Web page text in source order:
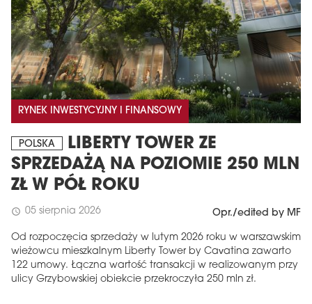
RYNEK INWESTYCYJNY I FINANSOWY
POLSKA
LIBERTY TOWER ZE
SPRZEDAŻĄ NA POZIOMIE 250 MLN
ZŁ W PÓŁ ROKU
schedule 05 sierpnia 2026 Opr./edited by MF
Od rozpoczęcia sprzedaży w lutym 2026 roku w warszawskim
wieżowcu mieszkalnym Liberty Tower by Cavatina zawarto
122 umowy. Łączna wartość transakcji w realizowanym przy
ulicy Grzybowskiej obiekcie przekroczyła 250 mln zł.